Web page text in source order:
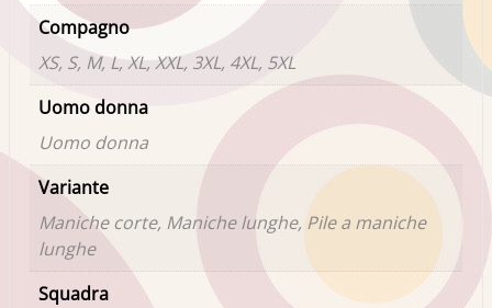
Compagno
XS, S, M, L, XL, XXL, 3XL, 4XL, 5XL
Uomo donna
Uomo donna
Variante
Maniche corte, Maniche lunghe, Pile a maniche
lunghe
Squadra